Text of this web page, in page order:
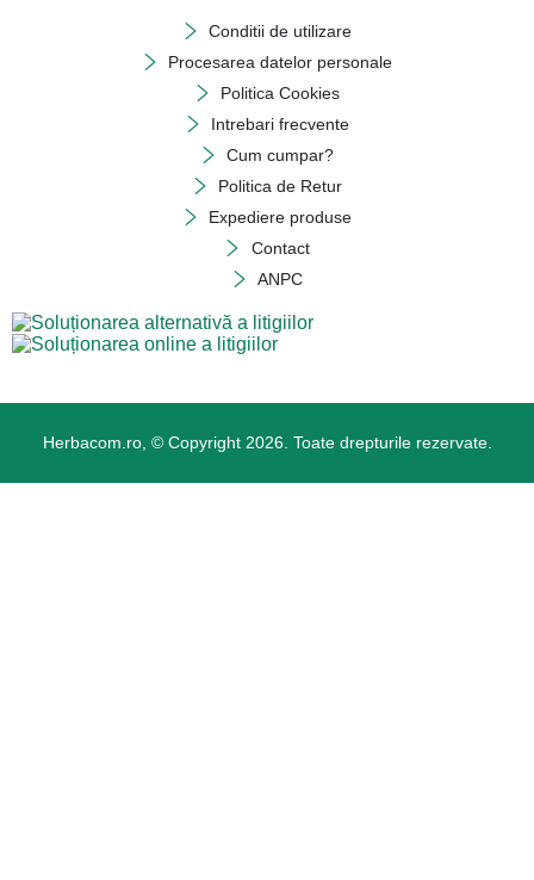
Conditii de utilizare
Procesarea datelor personale
Politica Cookies
Intrebari frecvente
Cum cumpar?
Politica de Retur
Expediere produse
Contact
ANPC
Herbacom.ro, © Copyright 2026. Toate drepturile rezervate.